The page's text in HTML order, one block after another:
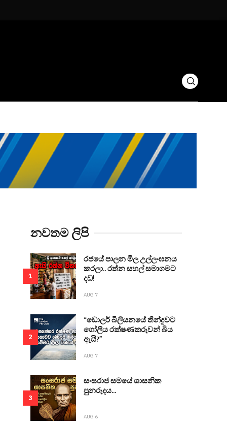
නවතම ලිපි
1
රජයේ පාලන මිල උල්ලංඝනය
කරලා.. රත්න සහල් සමාගමට
දඩ!
AUG 7
2
“ඩොලර් බිලියනයේ තීන්දුවට
ගෝලීය රක්ෂණකරුවන් බිය
ඇයි?”
AUG 7
3
සංඝරාජ සමයේ ශාසනික
පුනරුදය...
AUG 6